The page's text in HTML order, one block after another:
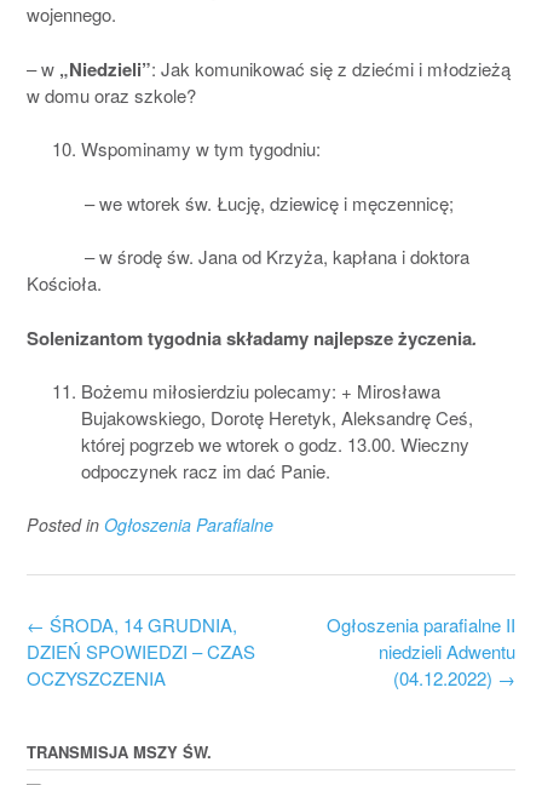
wojennego.
– w „Niedzieli”: Jak komunikować się z dziećmi i młodzieżą
w domu oraz szkole?
Wspominamy w tym tygodniu:
– we wtorek św. Łucję, dziewicę i męczennicę;
– w środę św. Jana od Krzyża, kapłana i doktora
Kościoła.
Solenizantom tygodnia składamy najlepsze życzenia.
Bożemu miłosierdziu polecamy: + Mirosława
Bujakowskiego, Dorotę Heretyk, Aleksandrę Ceś,
której pogrzeb we wtorek o godz. 13.00. Wieczny
odpoczynek racz im dać Panie.
Posted in Ogłoszenia Parafialne
Post
navigation
Ogłoszenia parafialne II
niedzieli Adwentu
(04.12.2022) →
← ŚRODA, 14 GRUDNIA,
DZIEŃ SPOWIEDZI – CZAS
OCZYSZCZENIA
TRANSMISJA MSZY ŚW.